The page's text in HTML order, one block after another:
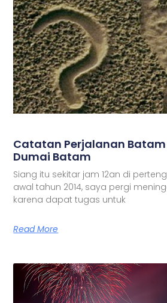
Catatan Perjalanan
Dumai Batam
Siang itu sekitar jam 12an di
awal tahun 2014, saya pergi
karena dapat tugas untuk
Read More